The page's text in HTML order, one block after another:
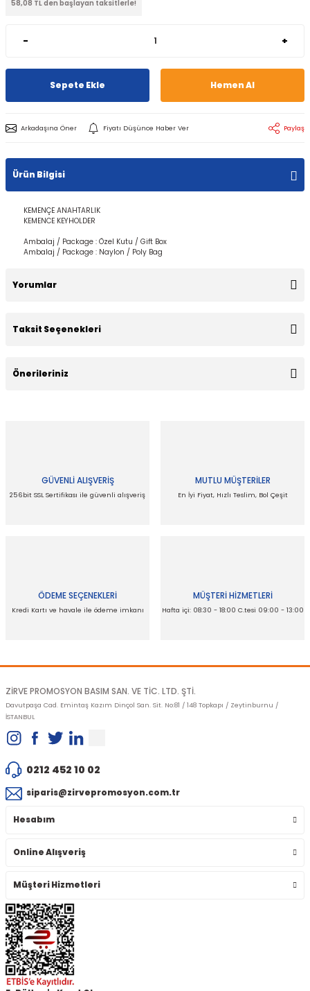
58,08 TL den başlayan taksitlerle!
- +
Sepete Ekle Hemen Al
Arkadaşına Öner Fiyatı Düşünce Haber Ver Paylaş
Ürün Bilgisi
KEMENÇE ANAHTARLIK
KEMENCE KEYHOLDER
Ambalaj / Package : Özel Kutu / Gift Box
Ambalaj / Package : Naylon / Poly Bag​​
Yorumlar
Taksit Seçenekleri
Önerileriniz
Ürün resmi kalitesiz, bozuk veya görüntülenemiyor.
GÜVENLİ ALIŞVERİŞ
256bit SSL Sertifikası ile güvenli alışveriş
MUTLU MÜŞTERİLER
En İyi Fiyat, Hızlı Teslim, Bol Çeşit
ÖDEME SEÇENEKLERİ
Kredi Kartı ve havale ile ödeme imkanı
MÜŞTERİ HİZMETLERİ
Hafta içi: 08:30 - 18:00 C.tesi 09:00 - 13:00
ZİRVE PROMOSYON BASIM SAN. VE TİC. LTD. ŞTİ.
Davutpaşa Cad. Emintaş Kazım Dinçol San. Sit. No:81 / 148 Topkapı / Zeytinburnu /
İSTANBUL
0212 452 10 02
siparis@zirvepromosyon.com.tr
Hesabım
Online Alışveriş
Müşteri Hizmetleri